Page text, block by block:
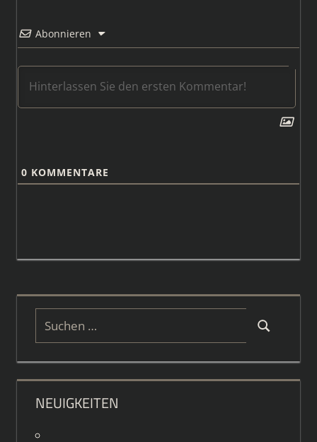
Abonnieren
0 KOMMENTARE
Suchen
nach:
Suchen
NEUIGKEITEN